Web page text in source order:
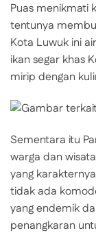
Puas menikmati
tentunya
Kota Luwuk ini
ikan segar khas
mirip dengan
Sementara itu
warga dan
yang
tidak ada
yang endemik
penangkaran